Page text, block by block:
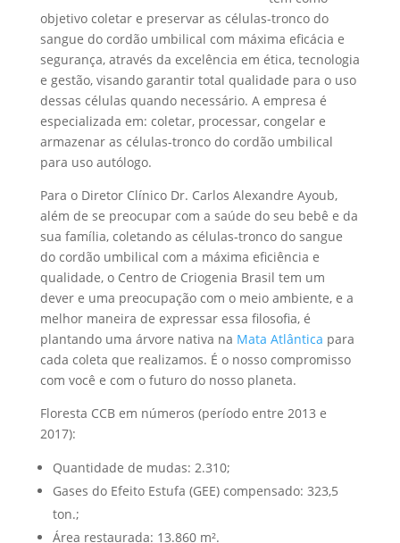
objetivo coletar e preservar as células-tronco do
sangue do cordão umbilical com máxima eficácia e
segurança, através da excelência em ética, tecnologia
e gestão, visando garantir total qualidade para o uso
dessas células quando necessário. A empresa é
especializada em: coletar, processar, congelar e
armazenar as células-tronco do cordão umbilical
para uso autólogo.
Para o Diretor Clínico Dr. Carlos Alexandre Ayoub,
além de se preocupar com a saúde do seu bebê e da
sua família, coletando as células-tronco do sangue
do cordão umbilical com a máxima eficiência e
qualidade, o Centro de Criogenia Brasil tem um
dever e uma preocupação com o meio ambiente, e a
melhor maneira de expressar essa filosofia, é
plantando uma árvore nativa na Mata Atlântica para
cada coleta que realizamos. É o nosso compromisso
com você e com o futuro do nosso planeta.
Floresta CCB em números (período entre 2013 e
2017):
Quantidade de mudas: 2.310;
Gases do Efeito Estufa (GEE) compensado: 323,5
ton.;
Área restaurada: 13.860 m².